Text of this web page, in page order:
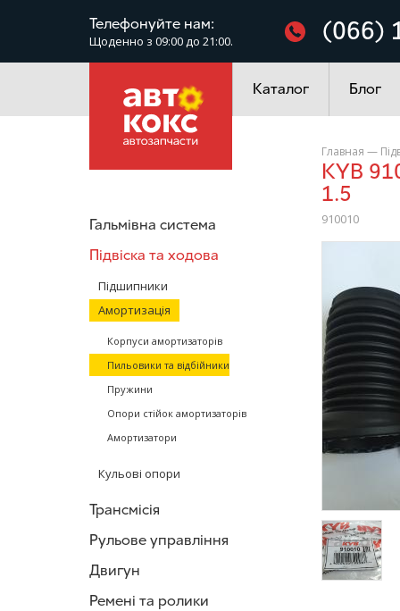
Телефонуйте нам:
Щоденно з 09:00 до 21:00. (066)
Каталог
Електроустаткування
Блог
Гальмівна система
Підвіска та ходова
Підшипники
Амортизація
Корпуси амортизаторів
Пильовики та відбійники
Пружини
Опори стійок амортизаторів
Амортизатори
Кульові опори
Трансмісія
Рульове управління
Двигун
Ремені та ролики
Главная —
KYB 910010 Захисний комплект амортизатора Chevrolet Aveo
1.5
910010